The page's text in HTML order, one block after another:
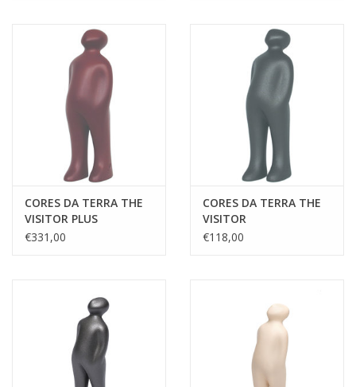
CORES DA TERRA THE
VISITOR PLUS
€331,00
CORES DA TERRA THE
VISITOR
€118,00